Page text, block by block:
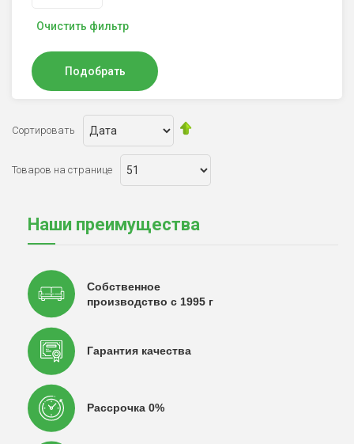
Очистить фильтр
Подобрать
Сортировать
Товаров на странице
Наши преимущества
Собственное
производство с 1995 г
Гарантия качества
Рассрочка 0%